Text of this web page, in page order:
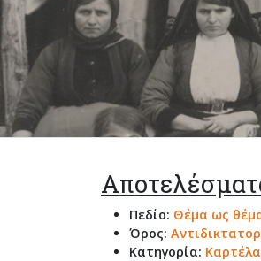
Πεδίο: Θέμα ως
Όρος:
Κατηγορία: